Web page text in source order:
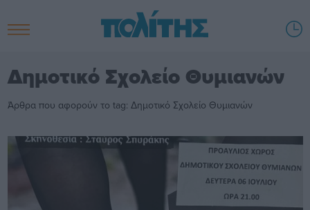
Δημοτικό Σχολείο Θυμιανών
Άρθρα που αφορούν το tag: Δημοτικό Σχολείο Θυμιανών